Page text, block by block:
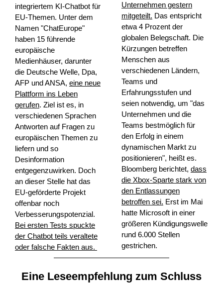
integriertem KI-Chatbot für
EU-Themen. Unter dem
Namen "ChatEurope"
haben 15 führende
europäische
Medienhäuser, darunter
die Deutsche Welle, Dpa,
AFP und ANSA, eine neue
Plattform ins Leben
gerufen. Ziel ist es, in
verschiedenen Sprachen
Antworten auf Fragen zu
europäischen Themen zu
liefern und so
Desinformation
entgegenzuwirken. Doch
an dieser Stelle hat das
EU-geförderte Projekt
offenbar noch
Verbesserungspotenzial.
Bei ersten Tests spuckte
der Chatbot teils veraltete
oder falsche Fakten aus.
Unternehmen gestern
mitgeteilt. Das entspricht
etwa 4 Prozent der
globalen Belegschaft. Die
Kürzungen betreffen
Menschen aus
verschiedenen Ländern,
Teams und
Erfahrungsstufen und
seien notwendig, um "das
Unternehmen und die
Teams bestmöglich für
den Erfolg in einem
dynamischen Markt zu
positionieren", heißt es.
Bloomberg berichtet, dass
die Xbox-Sparte stark von
den Entlassungen
betroffen sei. Erst im Mai
hatte Microsoft in einer
größeren Kündigungswelle
rund 6.000 Stellen
gestrichen.
Eine Leseempfehlung zum Schluss